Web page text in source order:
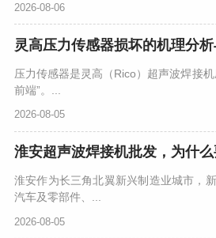
2026-08-06
灵高压力传感器损坏的机理分
压力传感器是灵高（Rico）超声波焊接
前端”。...
2026-08-05
淮安作为长三角北翼新兴制造业城市，
汽车及零部件、...
2026-08-05